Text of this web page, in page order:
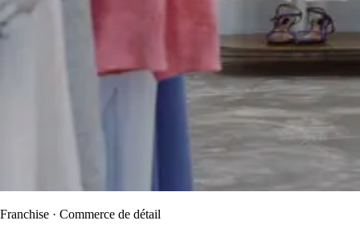
Franchise · Commerce de détail